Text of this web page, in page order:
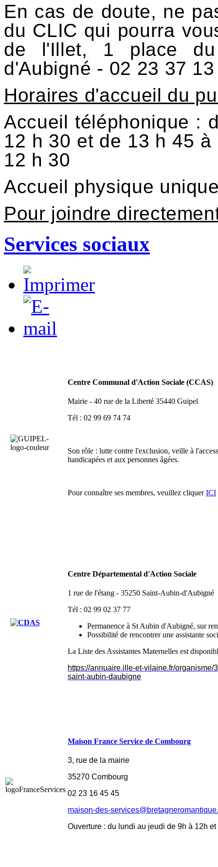
En cas de doute, ne
du CLIC qui pourra
de l'Illet, 1 place du
d'Aubigné - 02 23 37
Horaires d'accueil du
Accueil téléphonique :
12 h 30 et de 13 h 45
12 h 30
Accueil physique
Pour joindre
Services sociaux
Centre Communal d'Action Sociale (CCAS)
Mairie - 40 rue de la Liberté 35440 Guipel
Tél : 02 99 69 74 74
Son rôle : lutte contre l'exclusion, veille à
handicapées et aux personnes âgées.
Pour connaître ses membres, veuillez cliquerICI
Centre Départemental d'Action Sociale
1 rue de l'étang - 35250 Saint-Aubin-d'Aubigné
Tél : 02 99 02 37 77
Permanence à St Aubin d'Aubigné, sur
Possibilité de rencontrer une assistante
La Liste des Assistantes Maternelles est
https://annuaire.ille-et-vilaine.fr/
saint-aubin-daubigne
Maison France Service de Combourg
3, rue de la mairie
35270 Combourg
02 23 16 45 45
maison-des-
Ouverture : du lundi au jeudi de 9h à 12h